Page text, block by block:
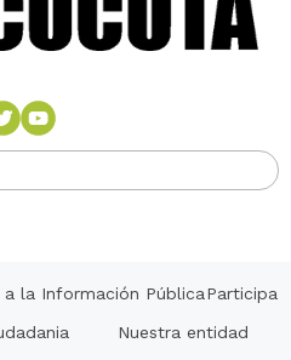
a la Información PúblicaParticipa
Nuestra entidad